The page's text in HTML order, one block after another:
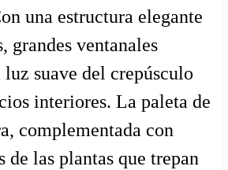
una estructura elegante
grandes ventanales
suave del crepúsculo
interiores. La paleta de
complementada con
de las plantas que trepan